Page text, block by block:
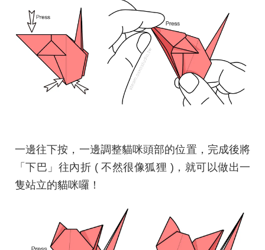
一邊往下按，一邊調整貓咪頭部的位置，完成後將
「下巴」往內折 ( 不然很像狐狸 )，就可以做出一
隻站立的貓咪囉！